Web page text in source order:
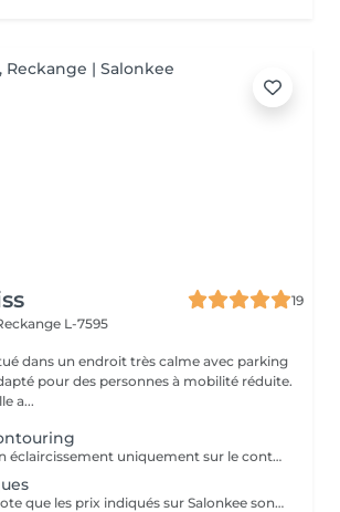
19
L-7595
dans un endroit très calme avec parking
pour des personnes à mobilité réduite.
a...
Ceci représente un éclaircissement uniquement sur le contour du visage. Si nécessaire, le gloss ou la patine doit être ajouté!
Veuillez prendre note que les prix indiqués sur Salonkee sont communiqués à titre informatif et s'entendent de base. Ces derniers sont susceptibles de varier selon le diagnostic réalisé à votre arrivée au salon et l'expertise du professionnel à qui vous confiez votre beauté. Dans tous les cas, un devis précis vous sera proposé et toutes réalisations de prestations seront effectuées avec votre accord. Un grand merci d'avance pour votre compréhension. Au plaisir de vous recevoir très vite.